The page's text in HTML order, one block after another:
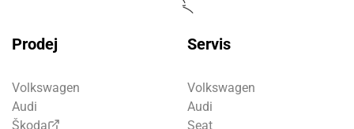
Prodej
Volkswagen
Audi
Škoda
Servis
Volkswagen
Audi
Seat